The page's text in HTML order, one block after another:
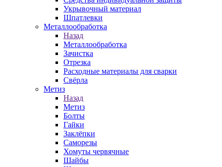
Укрывочный материал
Шпатлевки
Металлообработка
Назад
Металлообработка
Зачистка
Отрезка
Расходные материалы для сварки
Свёрла
Метиз
Назад
Метиз
Болты
Гайки
Заклёпки
Саморезы
Хомуты червячные
Шайбы